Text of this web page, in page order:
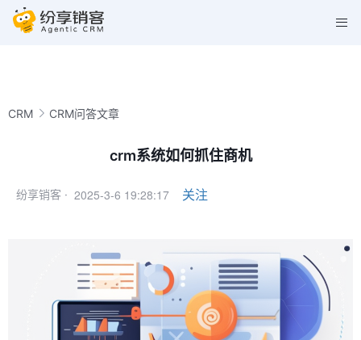
CRM CRM问答文章
crm系统如何抓住商机
纷享销客 · 2025-3-6 19:28:17 关注